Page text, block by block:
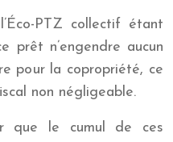
PTZ collectif étant
prêt n’engendre aucun
pour la copropriété, ce
non négligeable.
que le cumul de ces